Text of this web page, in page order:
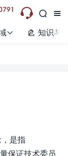



  知识与
是指
保证技术委员